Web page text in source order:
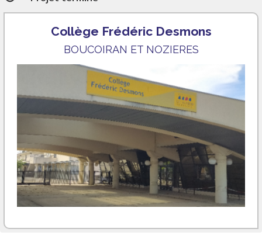
Collège Frédéric Desmons
BOUCOIRAN ET NOZIERES